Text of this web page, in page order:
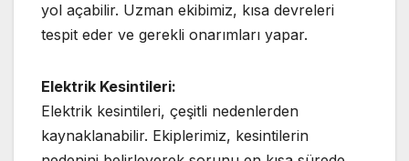
yol açabilir. Uzman ekibimiz, kısa devreleri
tespit eder ve gerekli onarımları yapar.
Elektrik Kesintileri:
Elektrik kesintileri, çeşitli nedenlerden
kaynaklanabilir. Ekiplerimiz, kesintilerin